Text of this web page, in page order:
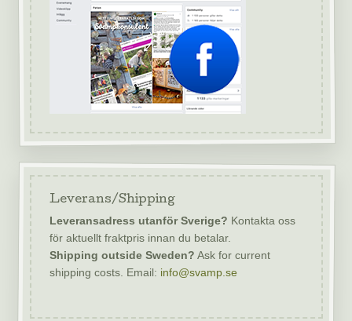
Leverans/Shipping
Leveransadress utanför Sverige? Kontakta oss
för aktuellt fraktpris innan du betalar.
Shipping outside Sweden? Ask for current
shipping costs. Email: info@svamp.se